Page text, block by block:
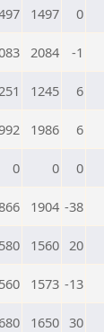
1497 0
2084 -1
1245 6
1986 6
0 0 0
1904 -38
1560 20
1573 -13
1650 30